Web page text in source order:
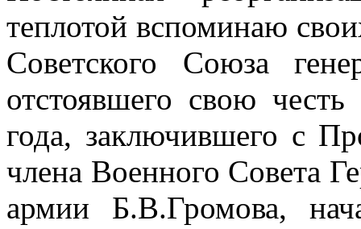
теплотой вспоминаю
Советского Союза
отстоявшего свою
года, заключившего с
члена Военного Совета
армии Б.В.Громова,